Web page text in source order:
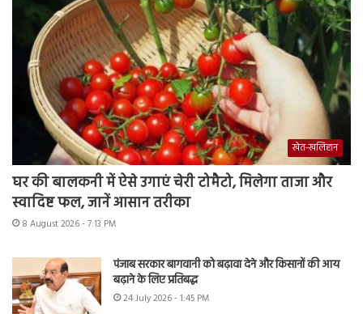
खेत-खलिहान
घर की बालकनी में ऐसे उगाएं चेरी टोमैटो, मिलेगा ताजा और
स्वादिष्ट फल, जानें आसान तरीका
8 August 2026 - 7:13 PM
पंजाब सरकार बागवानी को बढ़ावा देने और किसानों की आय
बढ़ाने के लिए प्रतिबद्ध
24 July 2026 - 1:45 PM